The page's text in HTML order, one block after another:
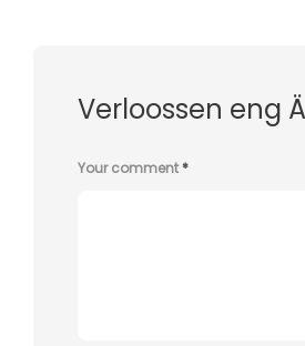
Verloossen eng
Your comment*